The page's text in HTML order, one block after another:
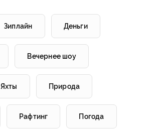
Зиплайн Деньги
Вечернее шоу
Яхты Природа
Рафтинг Погода